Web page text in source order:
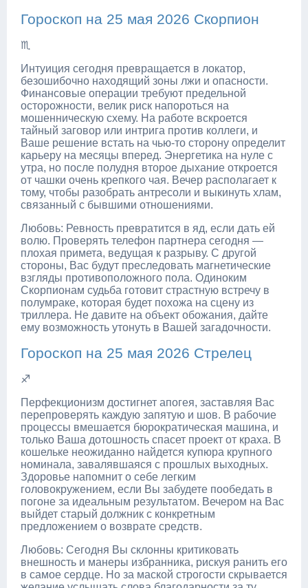
Гороскоп на 25 мая 2026 Скорпион
♏
Интуиция сегодня превращается в локатор,
безошибочно находящий зоны лжи и опасности.
Финансовые операции требуют предельной
осторожности, велик риск напороться на
мошенническую схему. На работе вскроется
тайный заговор или интрига против коллеги, и
Ваше решение встать на чью-то сторону определит
карьеру на месяцы вперед. Энергетика на нуле с
утра, но после полудня второе дыхание откроется
от чашки очень крепкого чая. Вечер располагает к
тому, чтобы разобрать антресоли и выкинуть хлам,
связанный с бывшими отношениями.
Любовь: Ревность превратится в яд, если дать ей
волю. Проверять телефон партнера сегодня —
плохая примета, ведущая к разрыву. С другой
стороны, Вас будут преследовать магнетические
взгляды противоположного пола. Одиноким
Скорпионам судьба готовит страстную встречу в
полумраке, которая будет похожа на сцену из
триллера. Не давите на объект обожания, дайте
ему возможность утонуть в Вашей загадочности.
Гороскоп на 25 мая 2026 Стрелец
♐
Перфекционизм достигнет апогея, заставляя Вас
перепроверять каждую запятую и шов. В рабочие
процессы вмешается бюрократическая машина, и
только Ваша дотошность спасет проект от краха. В
кошельке неожиданно найдется купюра крупного
номинала, завалявшаяся с прошлых выходных.
Здоровье напомнит о себе легким
головокружением, если Вы забудете пообедать в
погоне за идеальным результатом. Вечером на Вас
выйдет старый должник с конкретным
предложением о возврате средств.
Любовь: Сегодня Вы склонны критиковать
внешность и манеры избранника, рискуя ранить его
в самое сердце. Но за маской строгости скрывается